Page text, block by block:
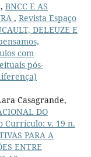
BNCC E AS
, Revista Espaço
DELEUZE E
com
pós-
Casagrande,
DO
Currículo: v. 19 n.
PARA A
ENTRE